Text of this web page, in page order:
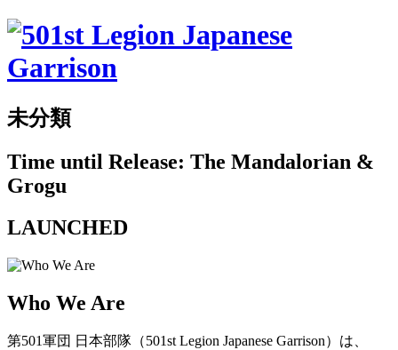
未分類
Time until Release: The Mandalorian &
Grogu
LAUNCHED
Who We Are
第501軍団 日本部隊（501st Legion Japanese Garrison）は、